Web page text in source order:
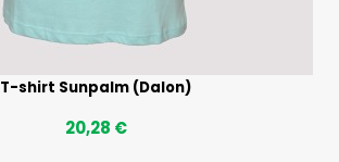
T-shirt Sunpalm (Dalon)
20,28 €